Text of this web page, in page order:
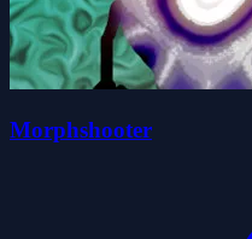
Morphshooter